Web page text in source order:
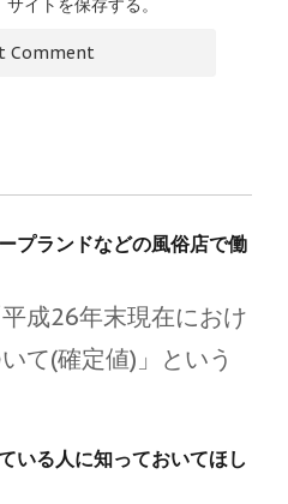
イトを保存する。
プランドなどの風俗店で働
成26年末現在におけ
て(確定値)」という
いる人に知っておいてほし